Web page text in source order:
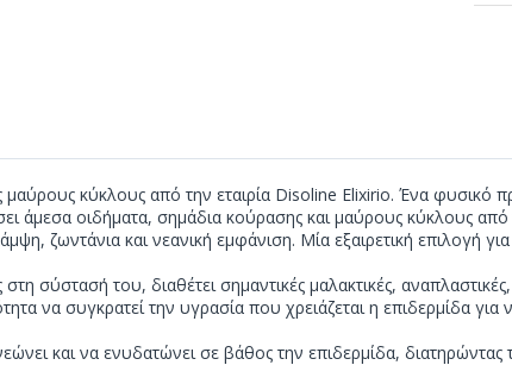
κύκλους από την εταιρία Disoline Elixirio. Ένα φυσικό
άμεσα οιδήματα, σημάδια κούρασης και μαύρους κύκλους
ζωντάνια και νεανική εμφάνιση. Μία εξαιρετική επιλογή
σύστασή του, διαθέτει σημαντικές μαλακτικές, αναπλαστικές,
να συγκρατεί την υγρασία που χρειάζεται η επιδερμίδα
και να ενυδατώνει σε βάθος την επιδερμίδα, διατηρώντας